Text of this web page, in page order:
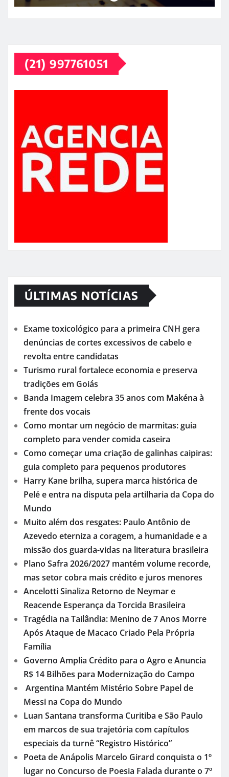
(21) 997761051
ÚLTIMAS NOTÍCIAS
Exame toxicológico para a primeira CNH gera
denúncias de cortes excessivos de cabelo e
revolta entre candidatas
Turismo rural fortalece economia e preserva
tradições em Goiás
Banda Imagem celebra 35 anos com Makéna à
frente dos vocais
Como montar um negócio de marmitas: guia
completo para vender comida caseira
Como começar uma criação de galinhas caipiras:
guia completo para pequenos produtores
Harry Kane brilha, supera marca histórica de
Pelé e entra na disputa pela artilharia da Copa do
Mundo
Muito além dos resgates: Paulo Antônio de
Azevedo eterniza a coragem, a humanidade e a
missão dos guarda-vidas na literatura brasileira
Plano Safra 2026/2027 mantém volume recorde,
mas setor cobra mais crédito e juros menores
Ancelotti Sinaliza Retorno de Neymar e
Reacende Esperança da Torcida Brasileira
Tragédia na Tailândia: Menino de 7 Anos Morre
Após Ataque de Macaco Criado Pela Própria
Família
Governo Amplia Crédito para o Agro e Anuncia
R$ 14 Bilhões para Modernização do Campo
Argentina Mantém Mistério Sobre Papel de
Messi na Copa do Mundo
Luan Santana transforma Curitiba e São Paulo
em marcos de sua trajetória com capítulos
especiais da turnê “Registro Histórico”
Poeta de Anápolis Marcelo Girard conquista o 1º
lugar no Concurso de Poesia Falada durante o 7º